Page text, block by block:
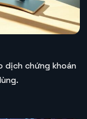
dịch chứng khoán